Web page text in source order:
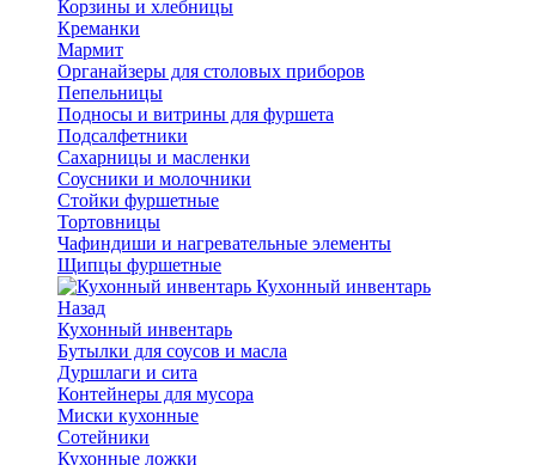
Корзины и хлебницы
Креманки
Мармит
Органайзеры для столовых приборов
Пепельницы
Подносы и витрины для фуршета
Подсалфетники
Сахарницы и масленки
Соусники и молочники
Стойки фуршетные
Тортовницы
Чафиндиши и нагревательные элементы
Щипцы фуршетные
Кухонный инвентарь
Назад
Кухонный инвентарь
Бутылки для соусов и масла
Дуршлаги и сита
Контейнеры для мусора
Миски кухонные
Сотейники
Кухонные ложки